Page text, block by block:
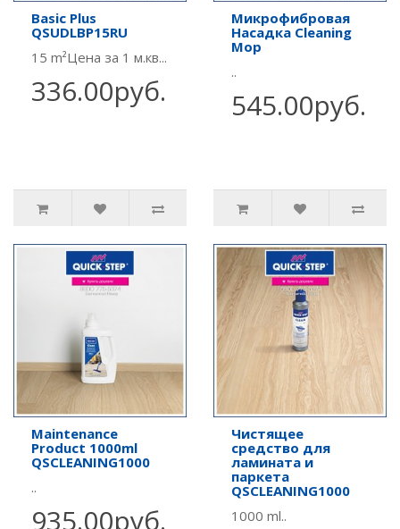
Basic Plus
QSUDLBP15RU
15 m²Цена за 1 м.кв...
336.00руб.
Микрофибровая
Насадка Cleaning
Mop
..
545.00руб.
Maintenance
Product 1000ml
QSCLEANING1000
..
935.00руб.
Чистящее
средство для
ламината и
паркета
QSCLEANING1000
1000 ml..